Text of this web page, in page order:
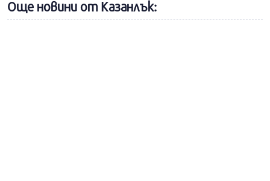
Още новини от Казанлък: